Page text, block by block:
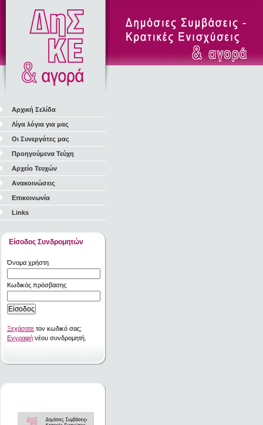
Αρχική Σελίδα
Λίγα λόγια για μας
Οι Συνεργάτες μας
Προηγούμενα Τεύχη
Αρχείο Τευχών
Ανακοινώσεις
Επικοινωνία
Links
Είσοδος Συνδρομητών
Όνομα χρήστη
Κωδικός πρόσβασης
Ξεχάσατε τον κωδικό σας;
Εγγραφή νέου συνδρομητή.